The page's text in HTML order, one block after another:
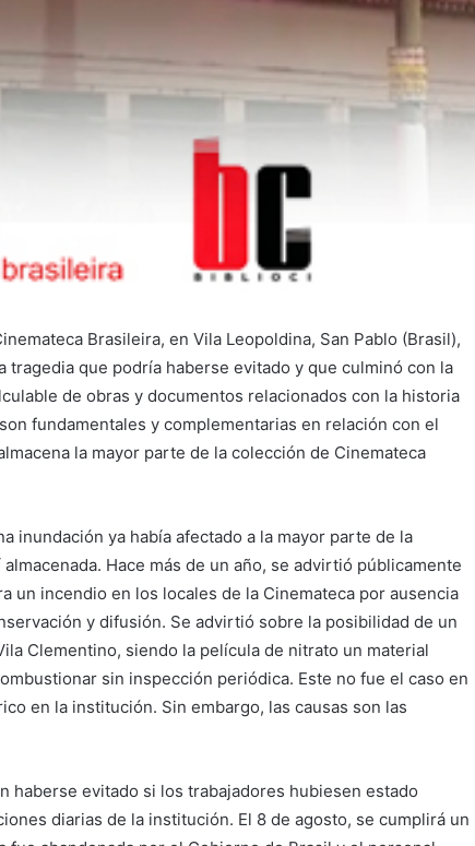
Brasileira, en Vila Leopoldina, San Pablo (Brasil),
tragedia que podría haberse evitado y que culminó con la
de obras y documentos relacionados con la historia
fundamentales y complementarias en relación con el
la mayor parte de la colección de Cinemateca
inundación ya había afectado a la mayor parte de la
Hace más de un año, se advirtió públicamente
un incendio en los locales de la Cinemateca por ausencia
y difusión. Se advirtió sobre la posibilidad de un
Clementino, siendo la película de nitrato un material
sin inspección periódica. Este no fue el caso en
en la institución. Sin embargo, las causas son las
haberse evitado si los trabajadores hubiesen estado
diarias de la institución. El 8 de agosto, se cumplirá un